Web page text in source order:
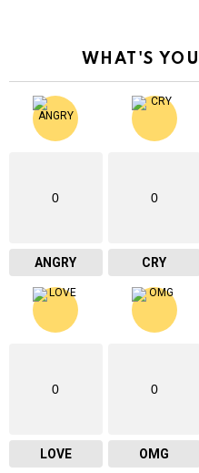
WHAT'S
0
ANGRY
0
CRY
0
LOVE
0
OMG